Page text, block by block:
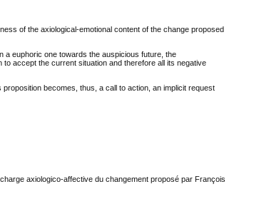
of the axiological-emotional content of the change proposed
a euphoric one towards the auspicious future, the
accept the current situation and therefore all its negative
proposition becomes, thus, a call to action, an implicit request
axiologico-affective du changement proposé par François